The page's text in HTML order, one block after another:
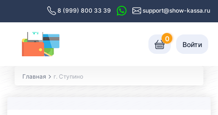
8 (999) 800 33 39 support@show-kassa.ru
0
Войти
Главная г. Ступино